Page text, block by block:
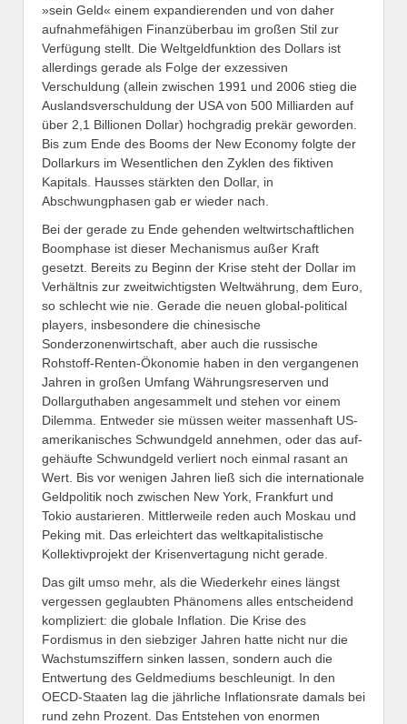
»sein Geld« einem expandierenden und von daher
aufnahmefähigen Finanz­über­bau im großen Stil zur
Verfügung stellt. Die Weltgeldfunktion des Dollars ist
allerdings gerade als Folge der exzessiven
Verschuldung (allein zwischen 1991 und 2006 stieg die
Auslandsverschuldung der USA von 500 Milliarden auf
über 2,1 Bil­lionen Dollar) hochgradig prekär geworden.
Bis zum Ende des Booms der New Economy folgte der
Dollarkurs im Wesentlichen den Zyklen des fiktiven
Kapitals. Hausses stärkten den Dollar, in
Abschwungphasen gab er wieder nach.
Bei der gerade zu Ende gehenden weltwirtschaft­lichen
Boomphase ist dieser Mechanismus außer Kraft
gesetzt. Bereits zu Beginn der Krise steht der Dollar im
Verhältnis zur zweitwichtigsten Weltwährung, dem Euro,
so schlecht wie nie. Gerade die neuen global-political
players, insbesondere die chinesische
Sonderzonenwirtschaft, aber auch die russische
Rohstoff-Renten-Ökonomie haben in den vergangenen
Jahren in großen Umfang Währungsreserven und
Dollarguthaben angesammelt und stehen vor einem
Dilemma. Entweder sie müssen weiter massenhaft US-
amerikanisches Schwundgeld annehmen, oder das auf­
gehäufte Schwundgeld verliert noch einmal rasant an
Wert. Bis vor wenigen Jahren ließ sich die internationale
Geldpolitik noch zwischen New York, Frankfurt und
Tokio austarieren. Mittlerweile reden auch Moskau und
Peking mit. Das erleichtert das weltkapitalistische
Kollektivprojekt der Krisenvertagung nicht gerade.
Das gilt umso mehr, als die Wiederkehr eines längst
vergessen geglaubten Phänomens alles entscheidend
kompliziert: die globale Inflation. Die Krise des
Fordismus in den siebziger Jahren hatte nicht nur die
Wachstumsziffern sinken lassen, sondern auch die
Entwertung des Geldmediums beschleunigt. In den
OECD-Staaten lag die jährliche Inflationsrate damals bei
rund zehn Prozent. Das Entstehen von enormen